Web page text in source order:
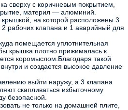
сверху с коричневым покрытием,
материл — алюминий.
крышкой, на которой расположены 3
рабочих клапана и 1 аварийный для
помещается уплотнительная
крышка плотно прижималась к
коромыслом.Благодаря такой
и создается высокое давление
выйти наружу, а 3 клапана
скапливаться избыточному
безопасной.
не только на домашней плите,